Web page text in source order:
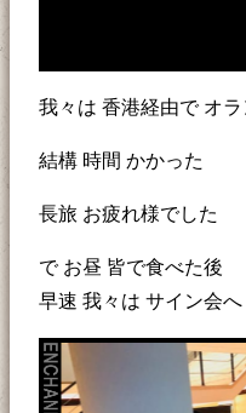
我々は 香港経由で オ
結構 時間 かかった
長旅 お疲れ様でした
で お昼 皆で食べた後
早速 我々は サイン会へ